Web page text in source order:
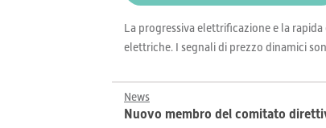
La progressiva elettrificazione e la
elettriche. I segnali di prezzo dinamici
News
Nuovo membro del comitato